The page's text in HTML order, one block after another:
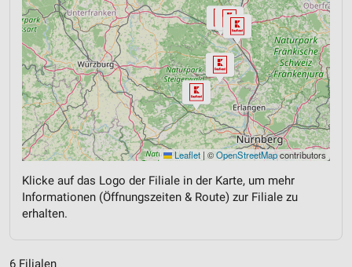
Leaflet | ©OpenStreetMapcontributors
Klicke auf das Logo der Filiale in der Karte, um mehr
Informationen (Öffnungszeiten & Route) zur Filiale zu
erhalten.
6 Filialen